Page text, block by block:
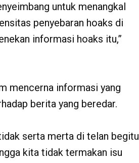
untuk menangkal
penyebaran hoaks di
informasi hoaks itu,”
mencerna informasi yang
berita yang beredar.
serta merta di telan begitu
kita tidak termakan isu